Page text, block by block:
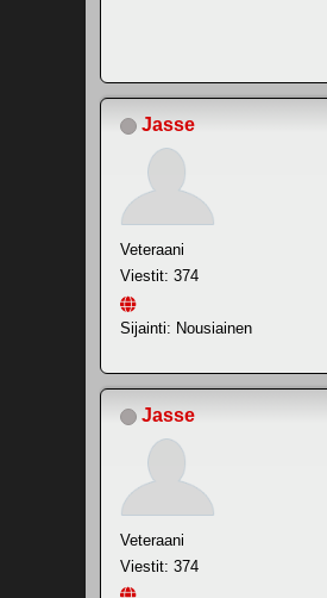
Jasse
Veteraani
Viestit: 374
Sijainti: Nousiainen
Jasse
Veteraani
Viestit: 374